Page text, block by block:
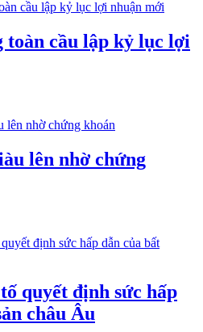
toàn cầu lập kỷ lục lợi
lên nhờ chứng
quyết định sức hấp
châu Âu